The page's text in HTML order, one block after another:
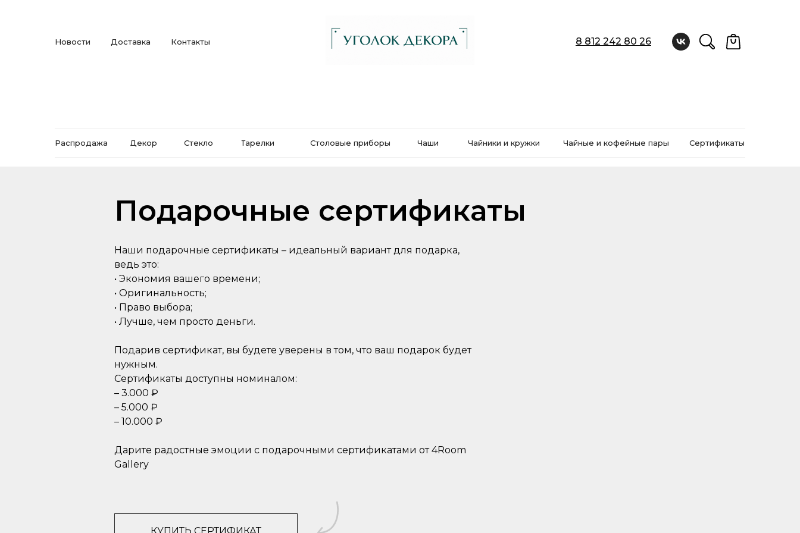
Новости Доставка Контакты 8 812 242 80 26
Распродажа Декор Чайники и кружки
Столовые приборы
Стекло Чайные и кофейные пары Сертификаты
Тарелки Чаши
Подарочные сертификаты
Наши подарочные сертификаты – идеальный вариант для подарка,
ведь это:
• Экономия вашего времени;
• Оригинальность;
• Право выбора;
• Лучше, чем просто деньги.
Подарив сертификат, вы будете уверены в том, что ваш подарок будет
нужным.
Сертификаты доступны номиналом:
– 3.000 ₽
– 5.000 ₽
– 10.000 ₽
Дарите радостные эмоции с подарочными сертификатами от 4Room
Gallery